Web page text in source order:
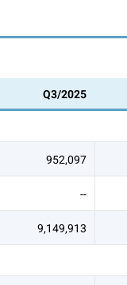
Q3/2025
952,097
--
9,149,913